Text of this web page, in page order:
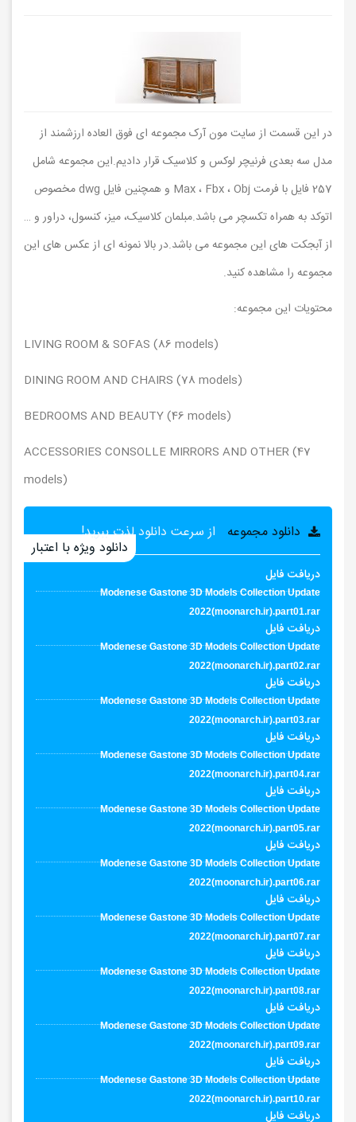
در این قسمت از سایت مون آرک مجموعه ای فوق العاده ارزشمند از
مدل سه بعدی فرنیچر لوکس و کلاسیک قرار دادیم.این مجموعه شامل
257 فایل با فرمت Max ، Fbx ، Obj و همچنین فایل dwg مخصوص
اتوکد به همراه تکسچر می باشد.مبلمان کلاسیک، میز، کنسول، دراور و …
از آبجکت های این مجموعه می باشد.در بالا نمونه ای از عکس های این
مجموعه را مشاهده کنید.
محتویات این مجموعه:
DINING ROOM AND CHAIRS (78 models)
BEDROOMS AND BEAUTY (46 models)
ACCESSORIES CONSOLLE MIRRORS AND OTHER (47
models)
دانلود مجموعه از سرعت دانلود لذت ببرید!
دانلود ویژه با اعتبار
دریافت فایل
Modenese Gastone 3D Models Collection Update
2022(moonarch.ir).part01.rar
دریافت فایل
Modenese Gastone 3D Models Collection Update
2022(moonarch.ir).part02.rar
دریافت فایل
Modenese Gastone 3D Models Collection Update
2022(moonarch.ir).part03.rar
دریافت فایل
Modenese Gastone 3D Models Collection Update
2022(moonarch.ir).part04.rar
دریافت فایل
Modenese Gastone 3D Models Collection Update
2022(moonarch.ir).part05.rar
دریافت فایل
Modenese Gastone 3D Models Collection Update
2022(moonarch.ir).part06.rar
دریافت فایل
Modenese Gastone 3D Models Collection Update
2022(moonarch.ir).part07.rar
دریافت فایل
Modenese Gastone 3D Models Collection Update
2022(moonarch.ir).part08.rar
دریافت فایل
Modenese Gastone 3D Models Collection Update
2022(moonarch.ir).part09.rar
دریافت فایل
Modenese Gastone 3D Models Collection Update
2022(moonarch.ir).part10.rar
دریافت فایل